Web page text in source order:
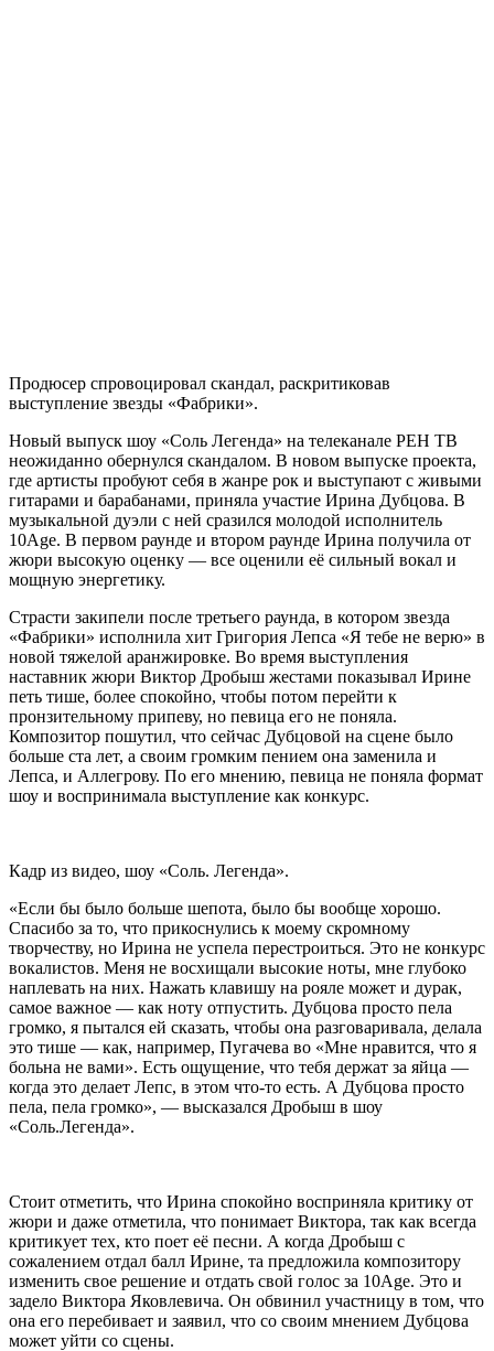
Продюсер спровоцировал скандал, раскритиковав
выступление звезды «Фабрики».
Новый выпуск шоу «Соль Легенда» на телеканале РЕН ТВ
неожиданно обернулся скандалом. В новом выпуске проекта,
где артисты пробуют себя в жанре рок и выступают с живыми
гитарами и барабанами, приняла участие Ирина Дубцова. В
музыкальной дуэли с ней сразился молодой исполнитель
10Age. В первом раунде и втором раунде Ирина получила от
жюри высокую оценку — все оценили её сильный вокал и
мощную энергетику.
Страсти закипели после третьего раунда, в котором звезда
«Фабрики» исполнила хит Григория Лепса «Я тебе не верю» в
новой тяжелой аранжировке. Во время выступления
наставник жюри Виктор Дробыш жестами показывал Ирине
петь тише, более спокойно, чтобы потом перейти к
пронзительному припеву, но певица его не поняла.
Композитор пошутил, что сейчас Дубцовой на сцене было
больше ста лет, а своим громким пением она заменила и
Лепса, и Аллегрову. По его мнению, певица не поняла формат
шоу и воспринимала выступление как конкурс.
Кадр из видео, шоу «Соль. Легенда».
«Если бы было больше шепота, было бы вообще хорошо.
Спасибо за то, что прикоснулись к моему скромному
творчеству, но Ирина не успела перестроиться. Это не конкурс
вокалистов. Меня не восхищали высокие ноты, мне глубоко
наплевать на них. Нажать клавишу на рояле может и дурак,
самое важное — как ноту отпустить. Дубцова просто пела
громко, я пытался ей сказать, чтобы она разговаривала, делала
это тише — как, например, Пугачева во «Мне нравится, что я
больна не вами». Есть ощущение, что тебя держат за яйца —
когда это делает Лепс, в этом что-то есть. А Дубцова просто
пела, пела громко», — высказался Дробыш в шоу
«Соль.Легенда».
Стоит отметить, что Ирина спокойно восприняла критику от
жюри и даже отметила, что понимает Виктора, так как всегда
критикует тех, кто поет её песни. А когда Дробыш с
сожалением отдал балл Ирине, та предложила композитору
изменить свое решение и отдать свой голос за 10Age. Это и
задело Виктора Яковлевича. Он обвинил участницу в том, что
она его перебивает и заявил, что со своим мнением Дубцова
может уйти со сцены.